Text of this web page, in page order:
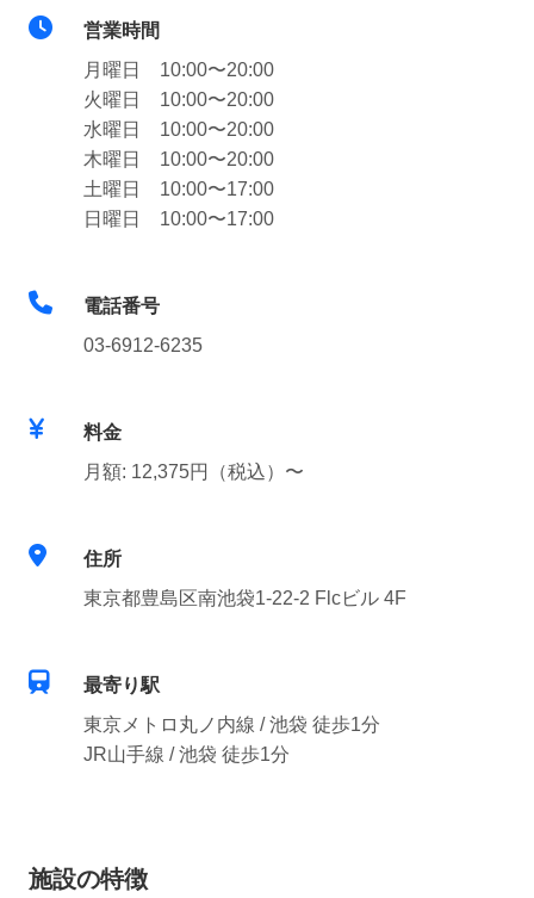
営業時間
月曜日 10:00〜20:00
火曜日 10:00〜20:00
水曜日 10:00〜20:00
木曜日 10:00〜20:00
土曜日 10:00〜17:00
日曜日 10:00〜17:00
電話番号
03-6912-6235
料金
月額: 12,375円（税込）〜
住所
東京都豊島区南池袋1-22-2 Flcビル 4F
最寄り駅
東京メトロ丸ノ内線 / 池袋 徒歩1分
JR山手線 / 池袋 徒歩1分
施設の特徴